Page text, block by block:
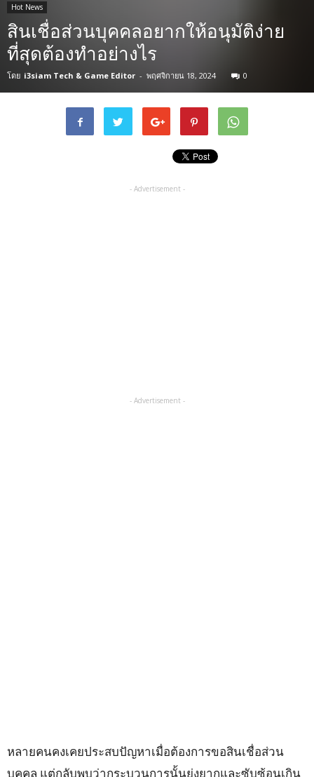
Hot News
สินเชื่อส่วนบุคคลอยากให้อนุมัติง่าย
ที่สุดต้องทำอย่างไร
โดย i3siam Tech & Game Editor - พฤศจิกายน 18, 2024 0
- Advertisement -
- Advertisement -
หลายคนคงเคยประสบปัญหาเมื่อต้องการขอสินเชื่อส่วน
บุคคล แต่กลับพบว่ากระบวนการนั้นยุ่งยากและซับซ้อนเกิน